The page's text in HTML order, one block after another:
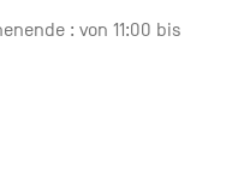
: von 11:00 bis